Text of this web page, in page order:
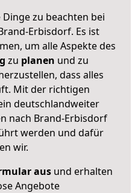
zu beachten bei
Erbisdorf. Es ist
um alle Aspekte des
zu planen und zu
dass alles
Mit der richtigen
deutschlandweiter
nach Brand-Erbisdorf
werden und dafür
wir.
ausund erhalten
Angebote